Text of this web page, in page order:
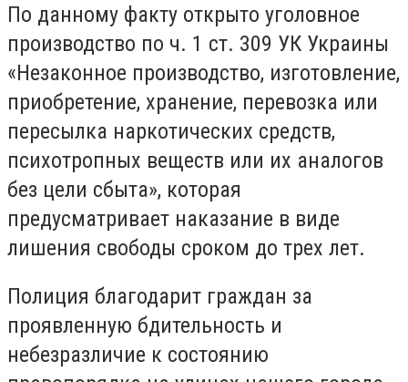
По данному факту открыто уголовное
производство по ч. 1 ст. 309 УК Украины
«Незаконное производство, изготовление,
приобретение, хранение, перевозка или
пересылка наркотических средств,
психотропных веществ или их аналогов
без цели сбыта», которая
предусматривает наказание в виде
лишения свободы сроком до трех лет.
Полиция благодарит граждан за
проявленную бдительность и
небезразличие к состоянию